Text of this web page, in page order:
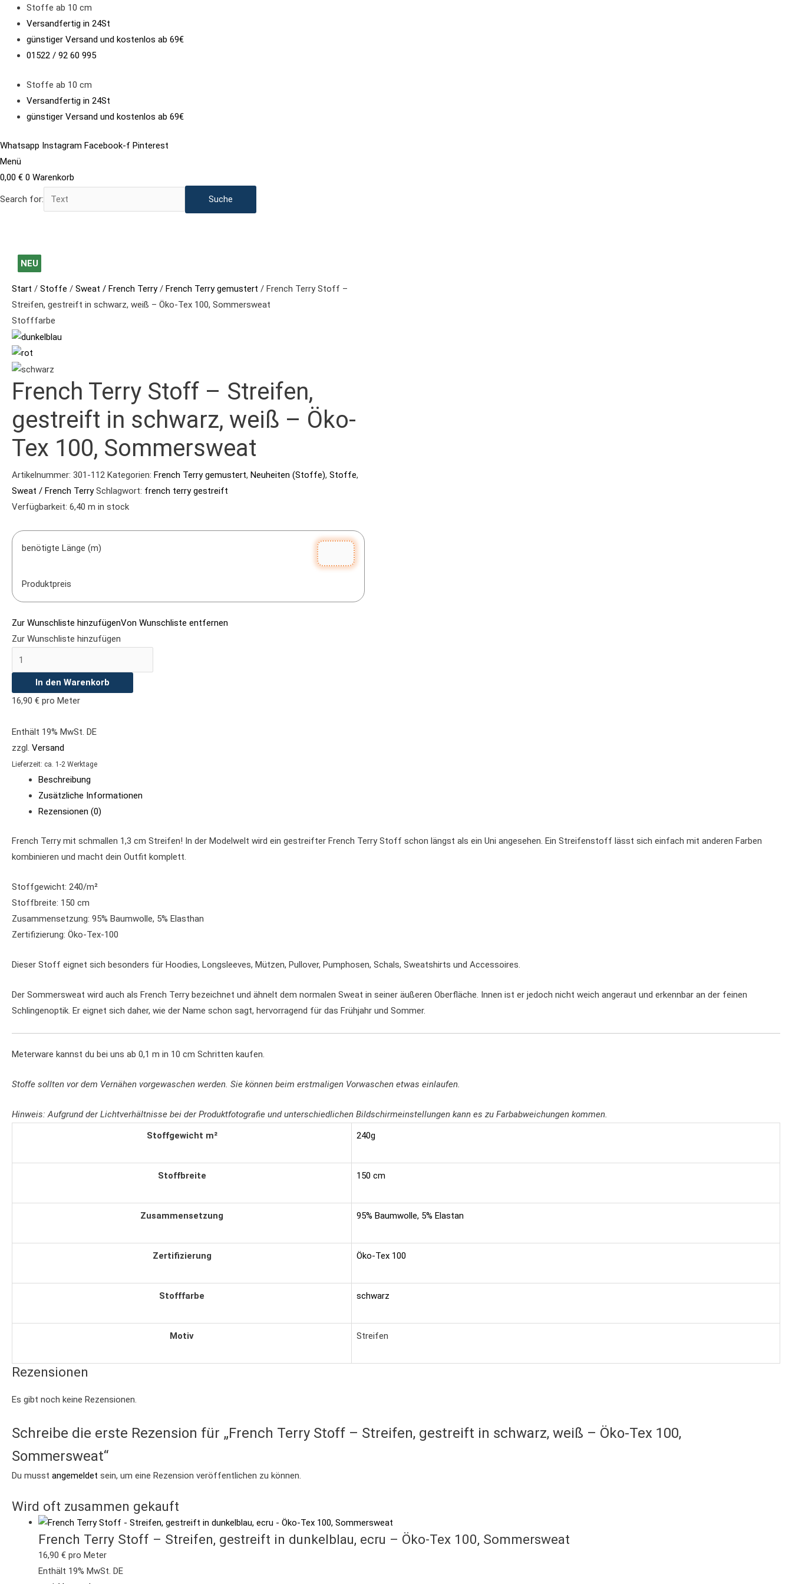
Inhalt
springen
Stoffe ab 10 cm
Versandfertig in 24St
günstiger Versand und kostenlos ab 69€
01522 / 92 60 995
Stoffe ab 10 cm
Versandfertig in 24St
günstiger Versand und kostenlos ab 69€
Whatsapp Instagram Facebook-f Pinterest
Menü
0,00 € 0 Warenkorb
Search for:
NEU
Start / Stoffe / Sweat / French Terry/ French Terry gemustert / French Terry Stoff –
Streifen, gestreift in schwarz, weiß – Öko-Tex 100, Sommersweat
Stofffarbe
French Terry Stoff – Streifen,
gestreift in schwarz, weiß – Öko-
Tex 100, Sommersweat
Artikelnummer: 301-112 Kategorien: French Terry gemustert, Neuheiten (Stoffe), Stoffe,
Sweat / French Terry Schlagwort: french terry gestreift
Verfügbarkeit: 6,40 m in stock
benötigte Länge (m)
Produktpreis
Zur Wunschliste hinzufügenVon Wunschliste entfernen
Zur Wunschliste hinzufügen
French
Terry
Stoff
-
Streifen,
gestreift
in
schwarz,
weiß
-
Öko-
Tex
100,
Menge
In den Warenkorb
16,90 € pro Meter
Enthält 19% MwSt. DE
zzgl. Versand
Lieferzeit: ca. 1-2 Werktage
Beschreibung
Zusätzliche Informationen
Rezensionen (0)
French Terry mit schmallen 1,3 cm Streifen! In der Modelwelt wird ein gestreifter French Terry Stoff schon längst als ein Uni angesehen. Ein Streifenstoff lässt sich einfach mit anderen Farben
kombinieren und macht dein Outfit komplett.
Stoffgewicht: 240/m²
Stoffbreite: 150 cm
Zusammensetzung: 95% Baumwolle, 5% Elasthan
Zertifizierung: Öko-Tex-100
Dieser Stoff eignet sich besonders für Hoodies, Longsleeves, Mützen, Pullover, Pumphosen, Schals, Sweatshirts und Accessoires.
Der Sommersweat wird auch als French Terry bezeichnet und ähnelt dem normalen Sweat in seiner äußeren Oberfläche. Innen ist er jedoch nicht weich angeraut und erkennbar an der feinen
Schlingenoptik. Er eignet sich daher, wie der Name schon sagt, hervorragend für das Frühjahr und Sommer.
Meterware kannst du bei uns ab 0,1 m in 10 cm Schritten kaufen.
Stoffe sollten vor dem Vernähen vorgewaschen werden. Sie können beim erstmaligen Vorwaschen etwas einlaufen.
Hinweis: Aufgrund der Lichtverhältnisse bei der Produktfotografie und unterschiedlichen Bildschirmeinstellungen kann es zu Farbabweichungen kommen.
Stoffgewicht m²
240g
Stoffbreite 150 cm
Zusammensetzung 95% Baumwolle, 5% Elastan
Zertifizierung Öko-Tex 100
Stofffarbe schwarz
Motiv Streifen
Rezensionen
Es gibt noch keine Rezensionen.
Schreibe die erste Rezension für „French Terry Stoff – Streifen, gestreift in schwarz, weiß – Öko-Tex 100,
Sommersweat“
Du musst angemeldet sein, um eine Rezension veröffentlichen zu können.
Wird oft zusammen gekauft
NEU
French Terry Stoff – Streifen, gestreift in dunkelblau, ecru – Öko-Tex 100, Sommersweat
16,90 € pro Meter
Enthält 19% MwSt. DE
NEU
NEU
NEU
NEU